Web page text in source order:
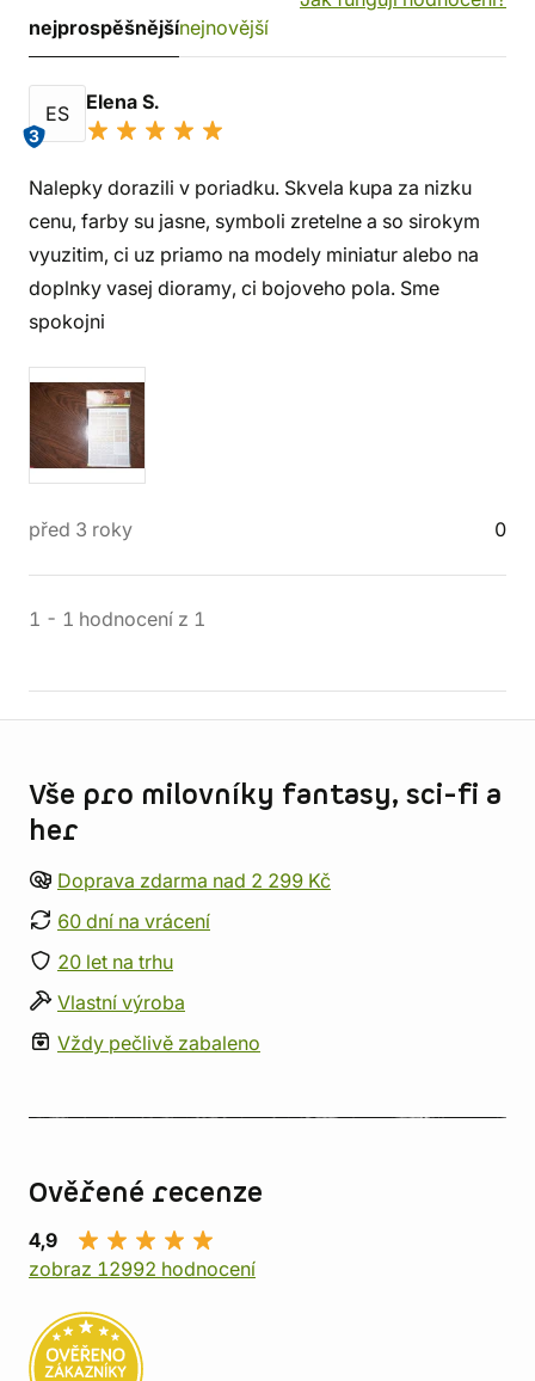
nejprospěšnějšínejnovější
ES
3
Elena S.
Nalepky dorazili v poriadku. Skvela kupa za nizku
cenu, farby su jasne, symboli zretelne a so sirokym
vyuzitim, ci uz priamo na modely miniatur alebo na
doplnky vasej dioramy, ci bojoveho pola. Sme
spokojni
před 3 roky 0
1 - 1 hodnocení z 1
Vše pro milovníky fantasy, sci-fi a
her
Doprava zdarma nad 2 299 Kč
60 dní na vrácení
20 let na trhu
Vlastní výroba
Vždy pečlivě zabaleno
Ověřené recenze
4,9
zobraz 12992 hodnocení